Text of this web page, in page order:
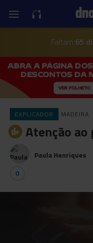
Faltam 65
EXPLICADOR MADEIRA
Atenção
Paula Henriques
0